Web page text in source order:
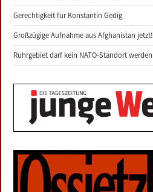
Gerechtigkeit für Konstantin Gedig
Großzügige Aufnahme aus Afghanistan jetzt!
Ruhrgebiet darf kein NATO-Standort werden